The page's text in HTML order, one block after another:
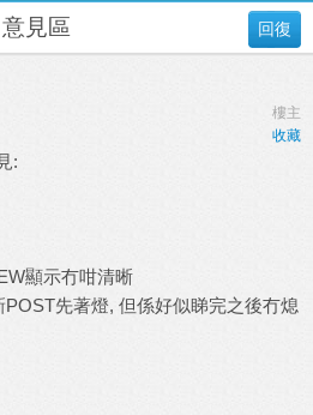
回復
意見區
樓主
收藏
:
顯示冇咁清晰
先著燈, 但係好似睇完之後冇熄